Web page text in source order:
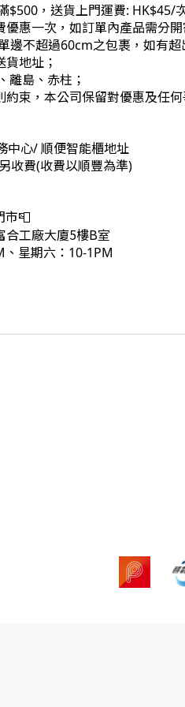
$500，送貨上門運費: HK$45/
惠一次，如訂單內產品需分
不超過60cm之包裹，如有超
地址；
離島、赤柱；
束，本公司保留對優惠及任
中心/ 順便智能櫃地址
收費(收費以順豐為準)
市📮
合工廠大廈5樓B室
星期六：10-1PM